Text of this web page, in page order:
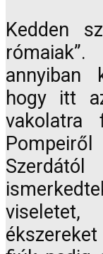
Kedden
annyiban
hogy itt
vakolatra